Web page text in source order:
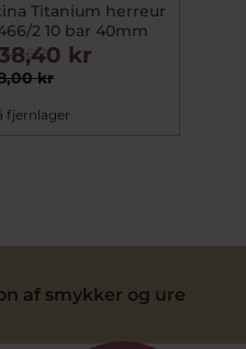
Titanium herreur
2 10 bar 40mm
2
kr
kr
fjernlager
af smykker og ure